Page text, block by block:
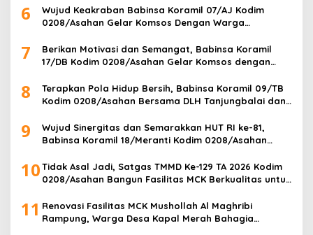
6
Wujud Keakraban Babinsa Koramil 07/AJ Kodim
0208/Asahan Gelar Komsos Dengan Warga
7
Berikan Motivasi dan Semangat, Babinsa Koramil
17/DB Kodim 0208/Asahan Gelar Komsos dengan
8
Terapkan Pola Hidup Bersih, Babinsa Koramil 09/TB
Kodim 0208/Asahan Bersama DLH Tanjungbalai dan
9
Wujud Sinergitas dan Semarakkan HUT RI ke-81,
Babinsa Koramil 18/Meranti Kodim 0208/Asahan
10Tidak Asal Jadi, Satgas TMMD Ke-129 TA 2026 Kodim
0208/Asahan Bangun Fasilitas MCK Berkualitas untuk
11 Renovasi Fasilitas MCK Mushollah Al Maghribi
Rampung, Warga Desa Kapal Merah Bahagia